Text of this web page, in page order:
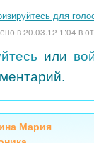
для
в 20.03.12 1:04 в
или
Мария